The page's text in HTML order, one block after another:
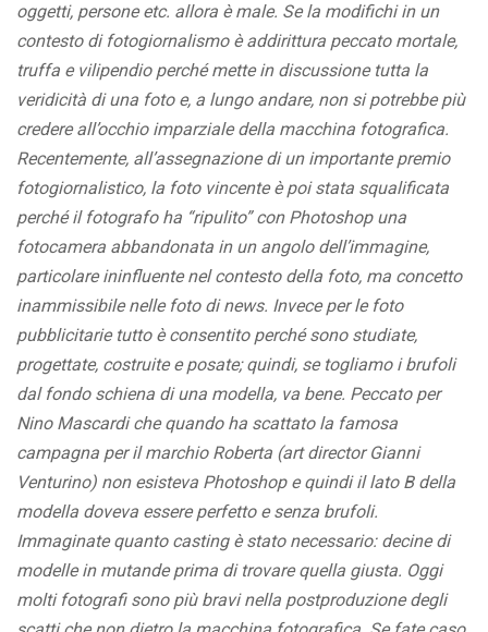
oggetti, persone etc. allora è male. Se la modifichi in un
contesto di fotogiornalismo è addirittura peccato mortale,
truffa e vilipendio perché mette in discussione tutta la
veridicità di una foto e, a lungo andare, non si potrebbe più
credere all’occhio imparziale della macchina fotografica.
Recentemente, all’assegnazione di un importante premio
fotogiornalistico, la foto vincente è poi stata squalificata
perché il fotografo ha “ripulito” con Photoshop una
fotocamera abbandonata in un angolo dell’immagine,
particolare ininfluente nel contesto della foto, ma concetto
inammissibile nelle foto di news. Invece per le foto
pubblicitarie tutto è consentito perché sono studiate,
progettate, costruite e posate; quindi, se togliamo i brufoli
dal fondo schiena di una modella, va bene. Peccato per
Nino Mascardi che quando ha scattato la famosa
campagna per il marchio Roberta (art director Gianni
Venturino) non esisteva Photoshop e quindi il lato B della
modella doveva essere perfetto e senza brufoli.
Immaginate quanto casting è stato necessario: decine di
modelle in mutande prima di trovare quella giusta. Oggi
molti fotografi sono più bravi nella postproduzione degli